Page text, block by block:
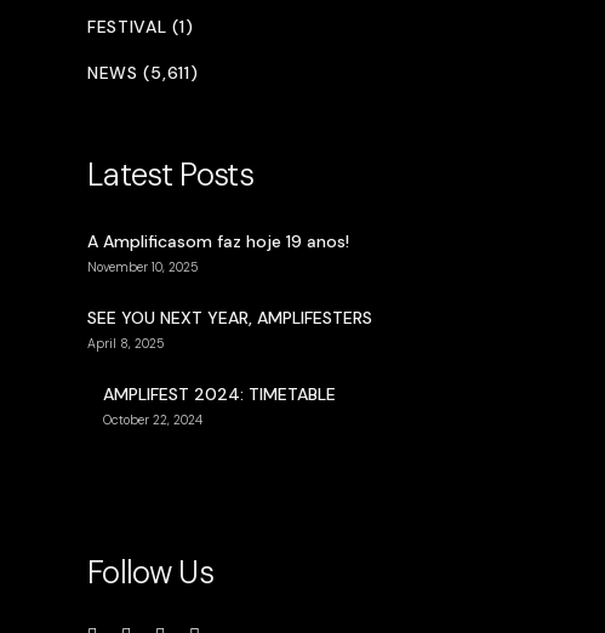
FESTIVAL (1)
NEWS (5,611)
Latest Posts
A Amplificasom faz hoje 19 anos!
November 10, 2025
SEE YOU NEXT YEAR, AMPLIFESTERS
April 8, 2025
AMPLIFEST 2024: TIMETABLE
October 22, 2024
Follow Us